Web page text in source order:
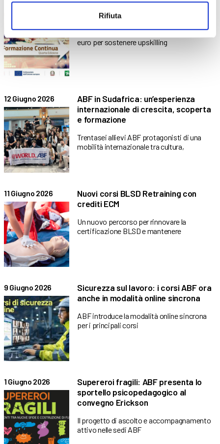
Rifiuta
17 Giugno 2026
Voucher Formazione Continua:
investire nelle competenze aziendali
Regione Lombardia stanzia 10 milioni di
euro per sostenere upskilling
12 Giugno 2026
ABF in Sudafrica: un’esperienza
internazionale di crescita, scoperta
e formazione
Trentasei allievi ABF protagonisti di una
mobilità internazionale tra cultura,
11 Giugno 2026
Nuovi corsi BLSD Retraining con
crediti ECM
Un nuovo percorso per rinnovare la
certificazione BLSD e mantenere
9 Giugno 2026
Sicurezza sul lavoro: i corsi ABF ora
anche in modalità online sincrona
ABF introduce la modalità online sincrona
per i principali corsi
1 Giugno 2026
Supereroi fragili: ABF presenta lo
sportello psicopedagogico al
convegno Erickson
Il progetto di ascolto e accompagnamento
attivo nelle sedi ABF